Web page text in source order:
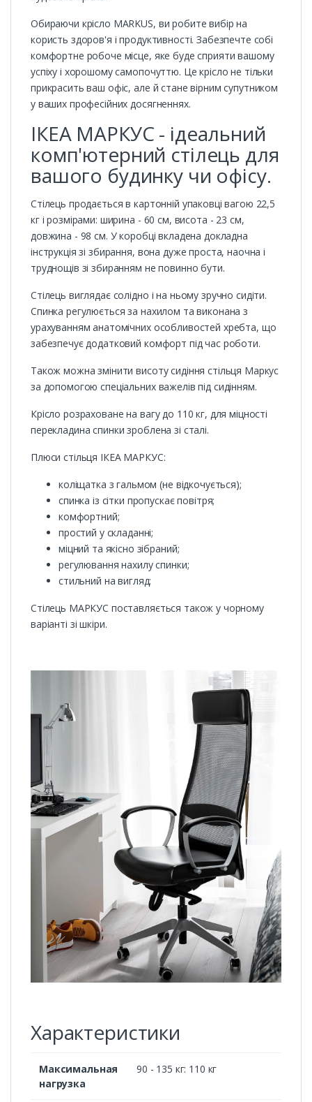
Обираючи крісло MARKUS, ви робите вибір на
користь здоров'я і продуктивності. Забезпечте собі
комфортне робоче місце, яке буде сприяти вашому
успіху і хорошому самопочуттю. Це крісло не тільки
прикрасить ваш офіс, але й стане вірним супутником
у ваших професійних досягненнях.
ІКЕА МАРКУС - ідеальний
комп'ютерний стілець для
вашого будинку чи офісу.
Стілець продається в картонній упаковці вагою 22,5
кг і розмірами: ширина - 60 см, висота - 23 см,
довжина - 98 см. У коробці вкладена докладна
інструкція зі збирання, вона дуже проста, наочна і
труднощів зі збиранням не повинно бути.
Стілець виглядає солідно і на ньому зручно сидіти.
Спинка регулюється за нахилом та виконана з
урахуванням анатомічних особливостей хребта, що
забезпечує додатковий комфорт під час роботи.
Також можна змінити висоту сидіння стільця Маркус
за допомогою спеціальних важелів під сидінням.
Крісло розраховане на вагу до 110 кг, для міцності
перекладина спинки зроблена зі сталі.
Плюси стільця ІКЕА МАРКУС:
коліщатка з гальмом (не відкочується);
спинка із сітки пропускає повітря;
комфортний;
простий у складанні;
міцний та якісно зібраний;
регулювання нахилу спинки;
стильний на вигляд;
Стілець МАРКУС поставляється також у чорному
варіанті зі шкіри.
Характеристики
Максимальная
нагрузка
90 - 135 кг: 110 кг